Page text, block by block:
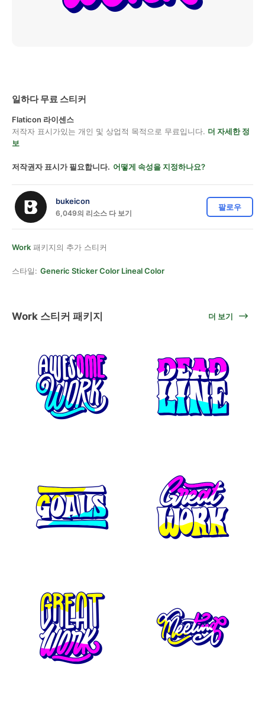
일하다 무료 스티커
Flaticon 라이센스
저작자 표시가있는 개인 및 상업적 목적으로 무료입니다. 더 자세한 정
보
저작권자 표시가 필요합니다. 어떻게 속성을 지정하나요?
bukeicon
6,049의 리소스 다 보기
팔로우
Work 패키지의 추가 스티커
스타일: Generic Sticker Color Lineal Color
Work 스티커 패키지 더 보기